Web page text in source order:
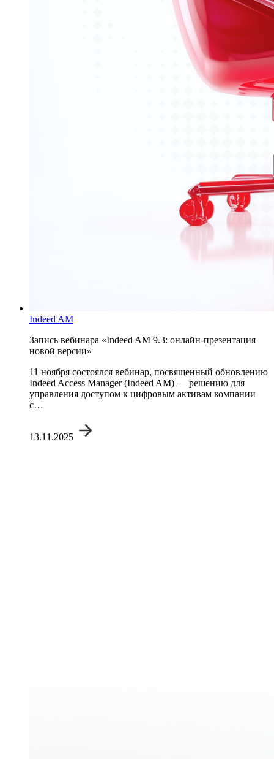
Indeed AM
Запись вебинара «Indeed AM 9.3: онлайн-презентация
новой версии»
11 ноября состоялся вебинар, посвященный обновлению
Indeed Access Manager (Indeed AM) — решению для
управления доступом к цифровым активам компании
с…
13.11.2025